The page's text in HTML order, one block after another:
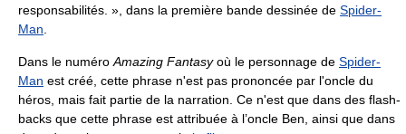
responsabilités. », dans la première bande dessinée de Spider-
Man.
Dans le numéroAmazing Fantasyoù le personnage de Spider-
Man est créé, cette phrase n'est pas prononcée par l'oncle du
héros, mais fait partie de la narration. Ce n'est que dans des flash-
backs que cette phrase est attribuée à l’oncle Ben, ainsi que dans